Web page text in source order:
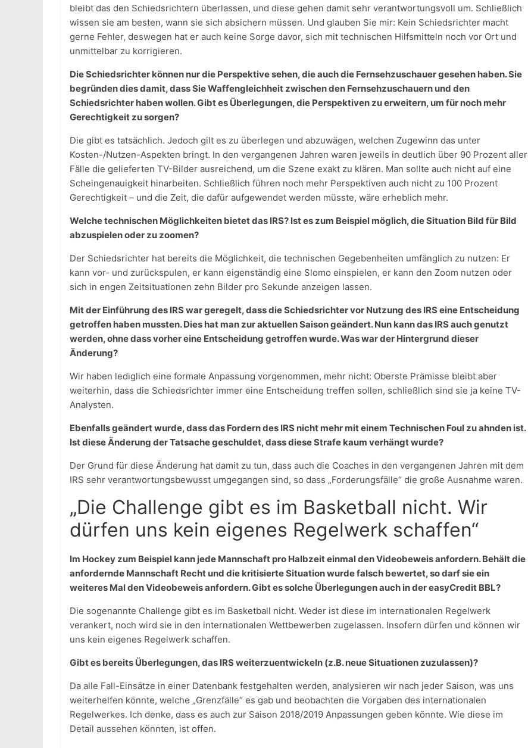
bleibt das den Schiedsrichtern überlassen, und diese gehen damit sehr verantwortungsvoll um. Schließlich
wissen sie am besten, wann sie sich absichern müssen. Und glauben Sie mir: Kein Schiedsrichter macht
gerne Fehler, deswegen hat er auch keine Sorge davor, sich mit technischen Hilfsmitteln noch vor Ort und
unmittelbar zu korrigieren.
Die Schiedsrichter können nur die Perspektive sehen, die auch die Fernsehzuschauer gesehen haben. Sie
begründen dies damit, dass Sie Waffengleichheit zwischen den Fernsehzuschauern und den
Schiedsrichter haben wollen. Gibt es Überlegungen, die Perspektiven zu erweitern, um für noch mehr
Gerechtigkeit zu sorgen?
Die gibt es tatsächlich. Jedoch gilt es zu überlegen und abzuwägen, welchen Zugewinn das unter
Kosten-/Nutzen-Aspekten bringt. In den vergangenen Jahren waren jeweils in deutlich über 90 Prozent aller
Fälle die gelieferten TV-Bilder ausreichend, um die Szene exakt zu klären. Man sollte auch nicht auf eine
Scheingenauigkeit hinarbeiten. Schließlich führen noch mehr Perspektiven auch nicht zu 100 Prozent
Gerechtigkeit – und die Zeit, die dafür aufgewendet werden müsste, wäre erheblich mehr.
Welche technischen Möglichkeiten bietet das IRS? Ist es zum Beispiel möglich, die Situation Bild für Bild
abzuspielen oder zu zoomen?
Der Schiedsrichter hat bereits die Möglichkeit, die technischen Gegebenheiten umfänglich zu nutzen: Er
kann vor- und zurückspulen, er kann eigenständig eine Slomo einspielen, er kann den Zoom nutzen oder
sich in engen Zeitsituationen zehn Bilder pro Sekunde anzeigen lassen.
Mit der Einführung des IRS war geregelt, dass die Schiedsrichter vor Nutzung des IRS eine Entscheidung
getroffen haben mussten. Dies hat man zur aktuellen Saison geändert. Nun kann das IRS auch genutzt
werden, ohne dass vorher eine Entscheidung getroffen wurde. Was war der Hintergrund dieser
Änderung?
Wir haben lediglich eine formale Anpassung vorgenommen, mehr nicht: Oberste Prämisse bleibt aber
weiterhin, dass die Schiedsrichter immer eine Entscheidung treffen sollen, schließlich sind sie ja keine TV-
Analysten.
Ebenfalls geändert wurde, dass das Fordern des IRS nicht mehr mit einem Technischen Foul zu ahnden ist.
Ist diese Änderung der Tatsache geschuldet, dass diese Strafe kaum verhängt wurde?
Der Grund für diese Änderung hat damit zu tun, dass auch die Coaches in den vergangenen Jahren mit dem
IRS sehr verantwortungsbewusst umgegangen sind, so dass „Forderungsfälle“ die große Ausnahme waren.
„Die Challenge gibt es im Basketball nicht. Wir
dürfen uns kein eigenes Regelwerk schaffen“
Im Hockey zum Beispiel kann jede Mannschaft pro Halbzeit einmal den Videobeweis anfordern. Behält die
anfordernde Mannschaft Recht und die kritisierte Situation wurde falsch bewertet, so darf sie ein
weiteres Mal den Videobeweis anfordern. Gibt es solche Überlegungen auch in der easyCredit BBL?
Die sogenannte Challenge gibt es im Basketball nicht. Weder ist diese im internationalen Regelwerk
verankert, noch wird sie in den internationalen Wettbewerben zugelassen. Insofern dürfen und können wir
uns kein eigenes Regelwerk schaffen.
Gibt es bereits Überlegungen, das IRS weiterzuentwickeln (z.B. neue Situationen zuzulassen)?
Da alle Fall-Einsätze in einer Datenbank festgehalten werden, analysieren wir nach jeder Saison, was uns
weiterhelfen könnte, welche „Grenzfälle“ es gab und beobachten die Vorgaben des internationalen
Regelwerkes. Ich denke, dass es auch zur Saison 2018/2019 Anpassungen geben könnte. Wie diese im
Detail aussehen könnten, ist offen.